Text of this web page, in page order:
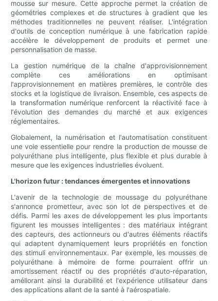
mousse sur mesure. Cette approche permet la création de
géométries complexes et de structures à gradient que les
méthodes traditionnelles ne peuvent réaliser. L'intégration
d'outils de conception numérique à une fabrication rapide
accélère le développement de produits et permet une
personnalisation de masse.
La gestion numérique de la chaîne d'approvisionnement
complète ces améliorations en optimisant
l'approvisionnement en matières premières, le contrôle des
stocks et la logistique de livraison. Ensemble, ces aspects de
la transformation numérique renforcent la réactivité face à
l'évolution des demandes du marché et aux exigences
réglementaires.
Globalement, la numérisation et l'automatisation constituent
une voie essentielle pour rendre la production de mousse de
polyuréthane plus intelligente, plus flexible et plus durable à
mesure que les exigences industrielles évoluent.
L'horizon futur : tendances émergentes et innovations
L'avenir de la technologie de moussage du polyuréthane
s'annonce prometteur, avec son lot de perspectives et de
défis. Parmi les axes de développement les plus importants
figurent les mousses intelligentes : des matériaux intégrant
des capteurs, des actionneurs ou d'autres éléments réactifs
qui adaptent dynamiquement leurs propriétés en fonction
des stimuli environnementaux. Par exemple, les mousses de
polyuréthane à mémoire de forme pourraient offrir un
amortissement réactif ou des propriétés d'auto-réparation,
améliorant ainsi la durabilité et l'expérience utilisateur dans
des applications allant de la santé à l'aérospatiale.